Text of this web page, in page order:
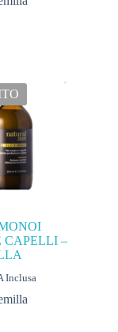
CAPELLI –
Inclusa